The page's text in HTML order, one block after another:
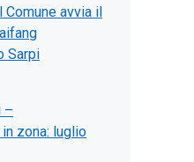
avvia il
Sarpi
–
zona: luglio